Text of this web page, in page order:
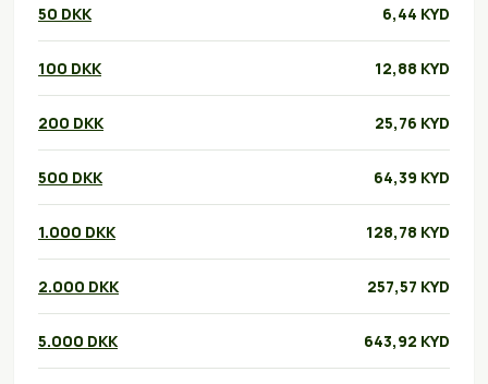
50 DKK 6,44 KYD
100 DKK 12,88 KYD
200 DKK 25,76 KYD
500 DKK 64,39 KYD
1.000 DKK 128,78 KYD
2.000 DKK 257,57 KYD
5.000 DKK 643,92 KYD